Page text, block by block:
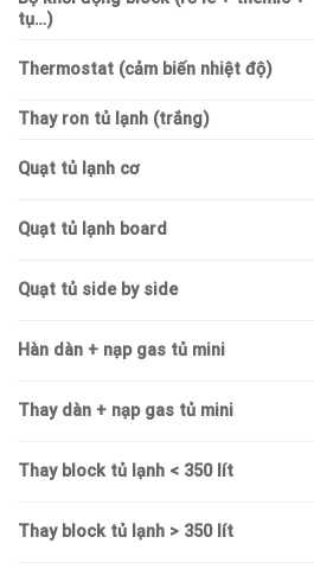
tụ…)
Thermostat (cảm biến nhiệt độ)
Thay ron tủ lạnh (trắng)
Quạt tủ lạnh cơ
Quạt tủ lạnh board
Quạt tủ side by side
Hàn dàn + nạp gas tủ mini
Thay dàn + nạp gas tủ mini
Thay block tủ lạnh < 350 lít
Thay block tủ lạnh > 350 lít